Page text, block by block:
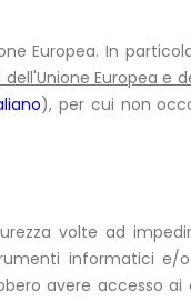
Europea. In
dell'Unione Europea e
), per cui non
volte ad
informatici e/
avere accesso